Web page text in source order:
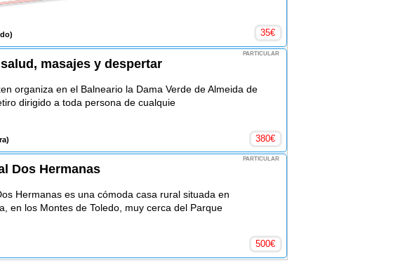
35€
PARTICULAR
masajes y despertar
organiza en el Balneario la Dama Verde de Almeida de
dirigido a toda persona de cualquie
380€
PARTICULAR
Dos Hermanas
Hermanas es una cómoda casa rural situada en
en los Montes de Toledo, muy cerca del Parque
500€